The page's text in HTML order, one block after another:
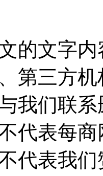
的文字
第三方
我们联
代表每
代表我